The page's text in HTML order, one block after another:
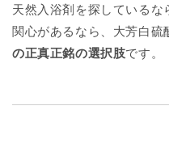
天然入浴剤を探している
関心があるなら、大芳白硫
の正真正銘の選択肢です。